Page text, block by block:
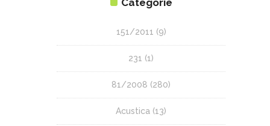
151/2011 (9)
231 (1)
81/2008 (280)
Acustica (13)